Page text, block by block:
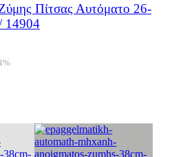
Πίτσας Αυτόματο 26-
14904